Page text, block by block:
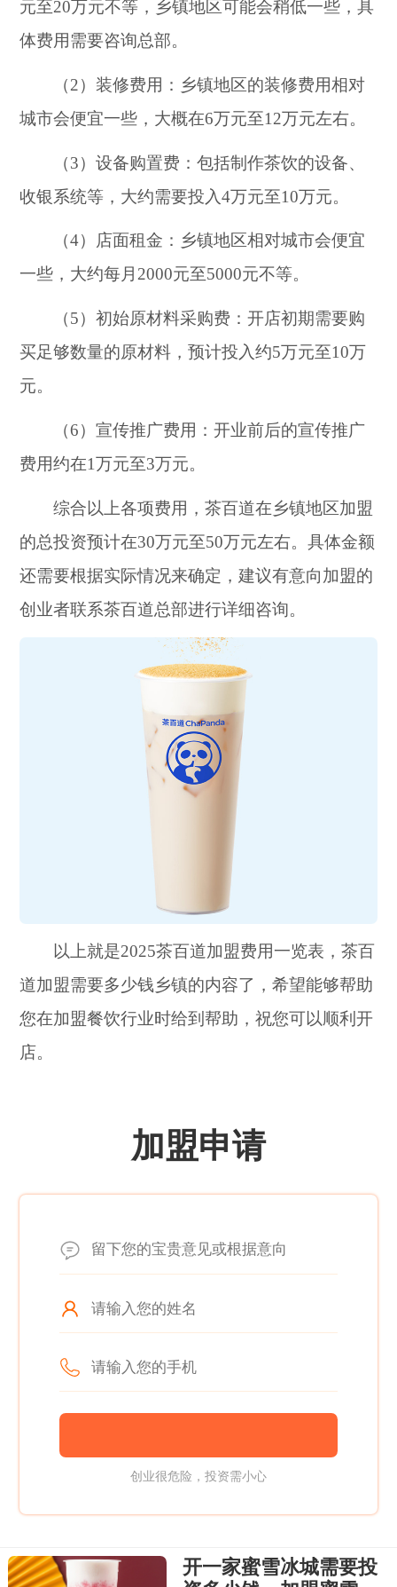
元至20万元不等，乡镇地区可能会稍低一些，具
体费用需要咨询总部。
（2）装修费用：乡镇地区的装修费用相对
城市会便宜一些，大概在6万元至12万元左右。
（3）设备购置费：包括制作茶饮的设备、
收银系统等，大约需要投入4万元至10万元。
（4）店面租金：乡镇地区相对城市会便宜
一些，大约每月2000元至5000元不等。
（5）初始原材料采购费：开店初期需要购
买足够数量的原材料，预计投入约5万元至10万
元。
（6）宣传推广费用：开业前后的宣传推广
费用约在1万元至3万元。
综合以上各项费用，茶百道在乡镇地区加盟
的总投资预计在30万元至50万元左右。具体金额
还需要根据实际情况来确定，建议有意向加盟的
创业者联系茶百道总部进行详细咨询。
以上就是2025茶百道加盟费用一览表，茶百
道加盟需要多少钱乡镇的内容了，希望能够帮助
您在加盟餐饮行业时给到帮助，祝您可以顺利开
店。
加盟申请
创业很危险，投资需小心
开一家蜜雪冰城需要投